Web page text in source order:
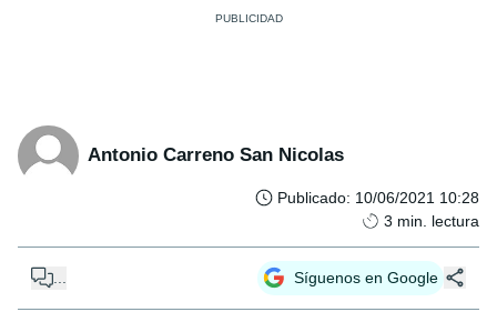
Antonio Carreno San Nicolas
Publicado: 10/06/2021 10:28
3 min. lectura
Síguenos en Google